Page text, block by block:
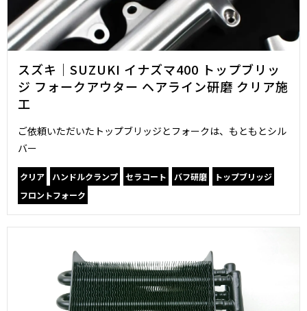
スズキ｜SUZUKI イナズマ400 トップブリッ
ジ フォークアウター ヘアライン研磨 クリア施
工
ご依頼いただいたトップブリッジとフォークは、もともとシル
バー
クリア ハンドルクランプ セラコート バフ研磨
トップブリッジ
フロントフォーク